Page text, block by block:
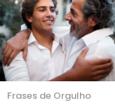
Frases de Orgulho